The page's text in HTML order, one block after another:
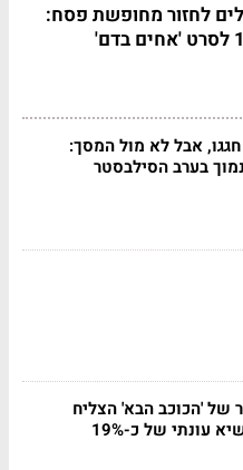
לחזור מחופשת פסח:
אבל לא מול המסך:
נמוך בערב הסילבסטר
של 'הכוכב הבא' הצליח
עונתי של כ-19%